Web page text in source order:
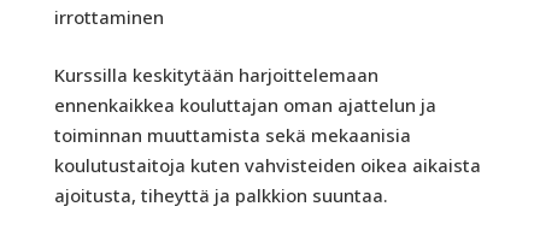
irrottaminen
Kurssilla keskitytään harjoittelemaan
ennenkaikkea kouluttajan oman ajattelun ja
toiminnan muuttamista sekä mekaanisia
koulutustaitoja kuten vahvisteiden oikea aikaista
ajoitusta, tiheyttä ja palkkion suuntaa.